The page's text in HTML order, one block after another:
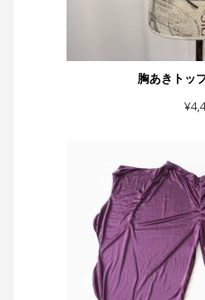
イカミ
¥